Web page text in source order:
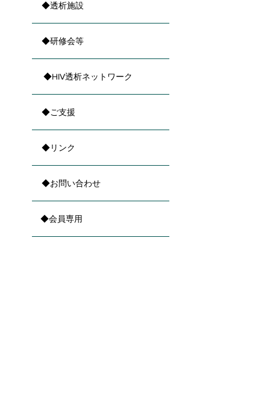
◆透析施設
◆研修会等
◆HIV透析ネットワーク
◆ご支援
◆リンク
◆お問い合わせ
◆会員専用